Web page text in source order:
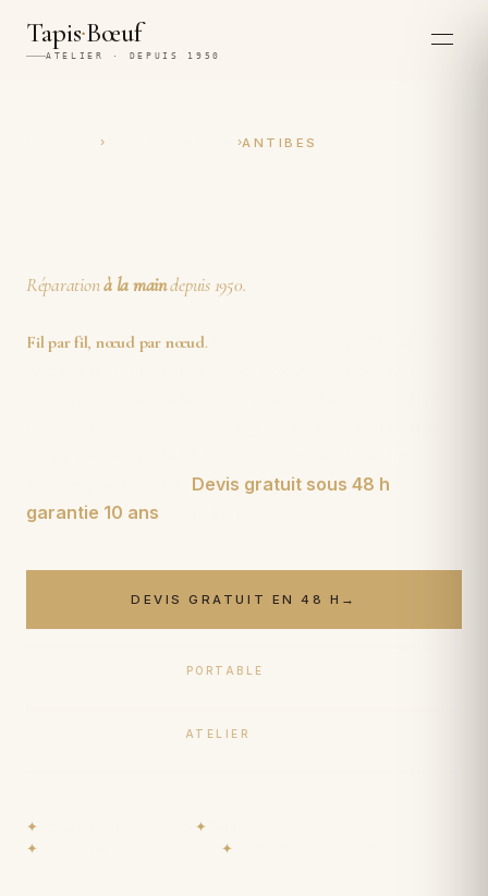
Tapis·Bœuf
ATELIER · DEPUIS 1950
›RESTAURATION›ANTIBES
Réparationà la maindepuis 1950.
Fil par fil, nœud par nœud.
Devis gratuit sous 48 h
garantie 10 ans
DEVIS GRATUIT EN 48 H →
PORTABLE
ATELIER
✦ ✦
✦
✦